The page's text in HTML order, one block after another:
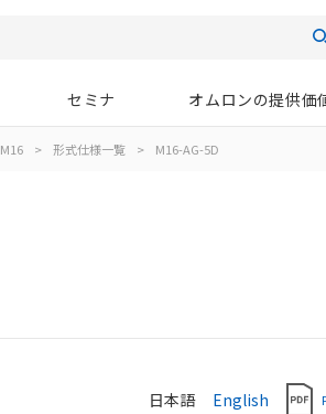
セミナ オムロンの提供価
M16 > 形式仕様一覧 > M16-AG-5D
日本語 English